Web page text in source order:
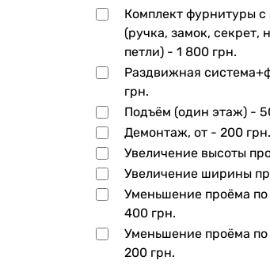
Комплект фурнитуры
(ручка, замок, секрет,
петли) -1 800 грн.
Раздвижная
грн.
Подъём (один этаж) -
Демонтаж, от -200 грн.
Увеличение высоты
Увеличение ширины
Уменьшение проёма по
400 грн.
Уменьшение проёма
200 грн.